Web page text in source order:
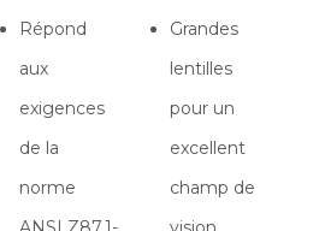
Répond
aux
exigences
de la
norme
Grandes
lentilles
pour un
excellent
champ de